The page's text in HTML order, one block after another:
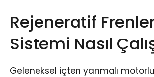
Rejeneratif
Sistemi Nasıl
Geleneksel içten yanmalı